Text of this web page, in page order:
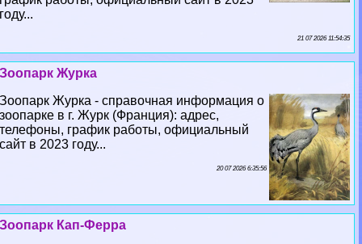
году...
21 07 2026 11:54:35
Зоопарк Журка
Зоопарк Журка - справочная информация о
зоопарке в г. Журк (Франция): адрес,
телефоны, график работы, официальный
сайт в 2023 году...
20 07 2026 6:35:56
Зоопарк Кап-Ферра